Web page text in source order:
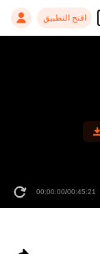
افتح التطبيق
00:00:00/00:45:21